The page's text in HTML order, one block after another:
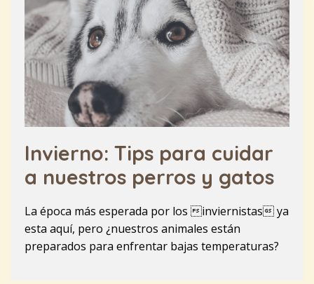
Invierno: Tips para cuidar
a nuestros perros y gatos
La época más esperada por los inviernistas ya
esta aquí, pero ¿nuestros animales están
preparados para enfrentar bajas temperaturas?